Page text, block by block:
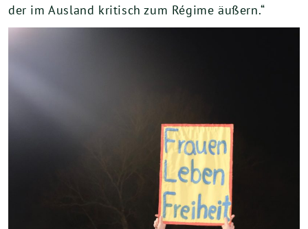
der im Aus­land kri­tisch zum Régime äußern.“